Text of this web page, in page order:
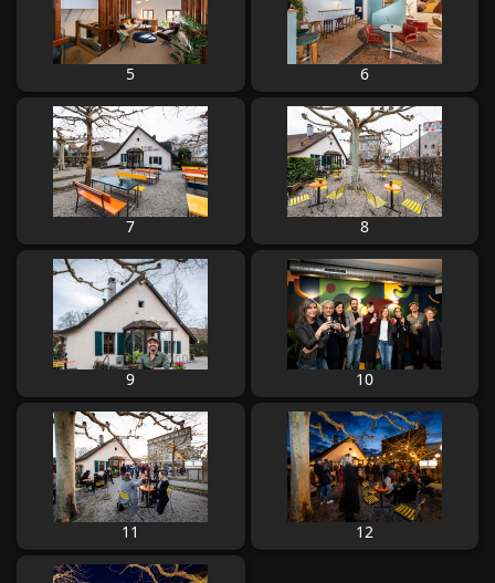
5 6
7 8
9 10
11 12